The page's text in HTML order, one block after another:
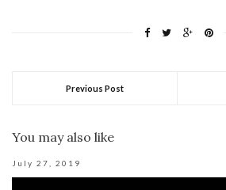
Previous Post
You may also like
July 27, 2019